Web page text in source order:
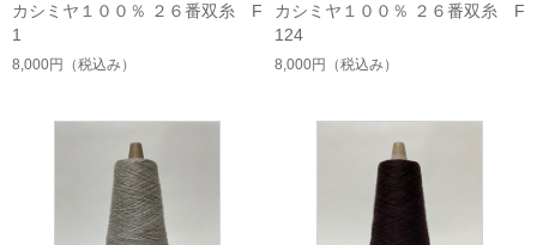
カシミヤ１００％ ２６番双糸 F
1
8,000円 （税込み）
カシミヤ１００％ ２６番双糸 F
124
8,000円 （税込み）